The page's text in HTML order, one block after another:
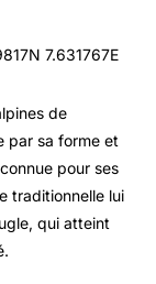
7.631767E
de
par sa forme et
pour ses
traditionnelle lui
qui atteint